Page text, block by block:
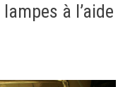
à l’aide